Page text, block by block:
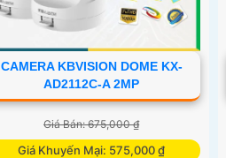
CAMERA KBVISION DOME KX-
AD2112C-A 2MP
Giá Bán: 675,000 ₫
Giá Khuyến Mại: 575,000 ₫